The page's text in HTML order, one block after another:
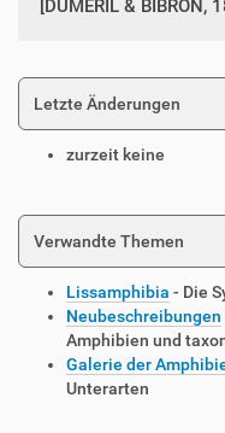
[DUMÉRIL & BIBRON,
Letzte Änderungen
zurzeit keine
Verwandte Themen
Lissamphibia - Die
Neubeschreibungen
Amphibien und
Galerie der
Unterarten